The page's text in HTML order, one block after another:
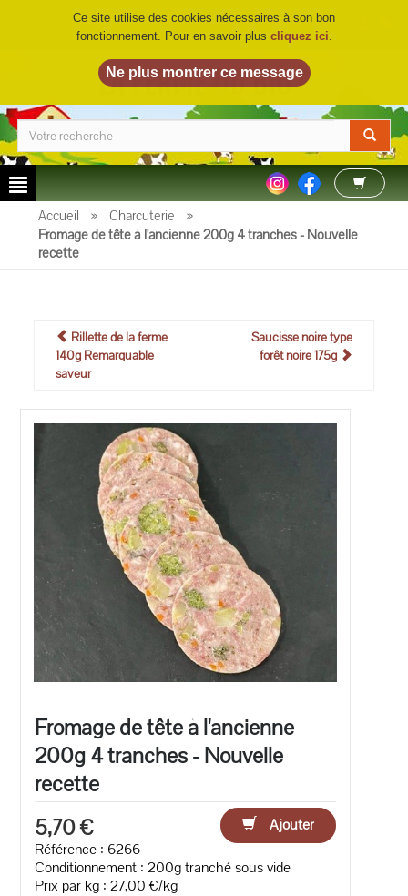
LA FERME DU BIO©
Accueil » Charcuterie
»
Fromage de tête à l'ancienne 200g 4 tranches - Nouvelle
recette
Rillette de la ferme
140g Remarquable
saveur
Saucisse noire type
forêt noire 175g
Fromage de tête à l'ancienne
200g 4 tranches - Nouvelle
recette
5,70 €
Ajouter
Référence : 6266
Conditionnement : 200g tranché sous vide
Prix par kg : 27,00 €/kg
Ce site utilise des cookies nécessaires à son bon
fonctionnement. Pour en savoir plus cliquez ici.